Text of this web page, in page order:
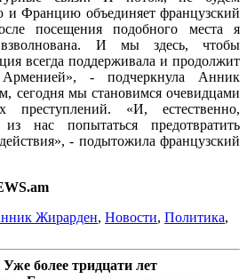
и Францию объединяет французский
посещения подобного места я
взволнована. И мы здесь, чтобы
всегда поддерживала и продолжит
- подчеркнула Анник
сегодня мы становимся очевидцами
преступлений. «И, естественно,
из нас попытаться предотвратить
- подытожила французский
Жирарден, Новости, Политика,
более тридцати лет